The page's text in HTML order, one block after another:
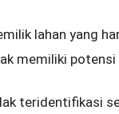
lahan yang
memiliki potensi
teridentifikasi